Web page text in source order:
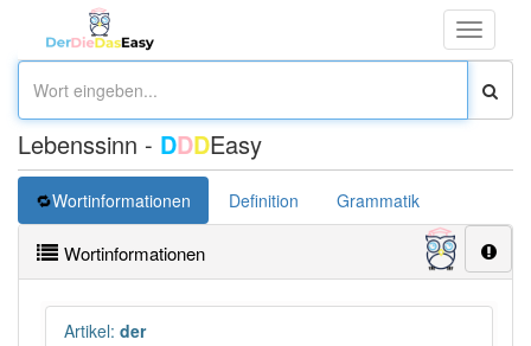
Toggle
Lebenssinn - DDDEasy
Wortinformationen Definition Grammatik
Wortinformationen
Artikel: der